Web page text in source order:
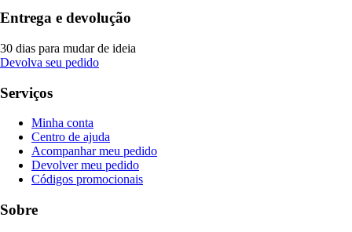
Entrega e devolução
30 dias para mudar de ideia
Devolva seu pedido
Serviços
Minha conta
Centro de ajuda
Acompanhar meu pedido
Devolver meu pedido
Códigos promocionais
Sobre